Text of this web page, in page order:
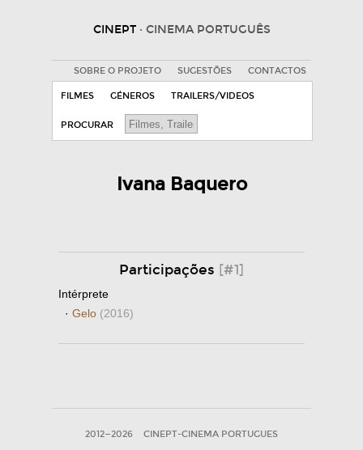
CINEPT · CINEMA PORTUGUÊS
SOBRE O PROJETO SUGESTÕES CONTACTOS
FILMES GÉNEROS TRAILERS/VIDEOS
PROCURAR
Ivana Baquero
Participações [#1]
Intérprete
· Gelo (2016)
2012—2026 CINEPT-CINEMA PORTUGUES